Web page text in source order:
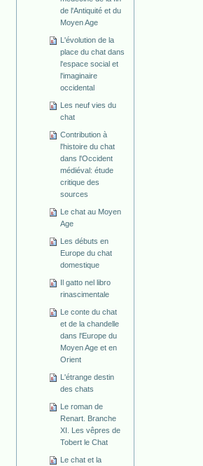
de l'Antiquité et du
Moyen Age
L'évolution de la
place du chat dans
l'espace social et
l'imaginaire
occidental
Les neuf vies du
chat
Contribution à
l'histoire du chat
dans l'Occident
médiéval: étude
critique des
sources
Le chat au Moyen
Age
Les débuts en
Europe du chat
domestique
Il gatto nel libro
rinascimentale
Le conte du chat
et de la chandelle
dans l'Europe du
Moyen Age et en
Orient
L'étrange destin
des chats
Le roman de
Renart. Branche
XI. Les vêpres de
Tobert le Chat
Le chat et la